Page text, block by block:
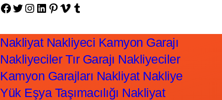
Facebook Twitter Instagram LinkedIn Pinterest Vimeo Tumblr
Nakliyat Nakliyeci Kamyon Garajı
Nakliyeciler Tır Garajı Nakliyeciler
Kamyon Garajları Nakliyat Nakliye
Yük Eşya Taşımacılığı Nakliyat